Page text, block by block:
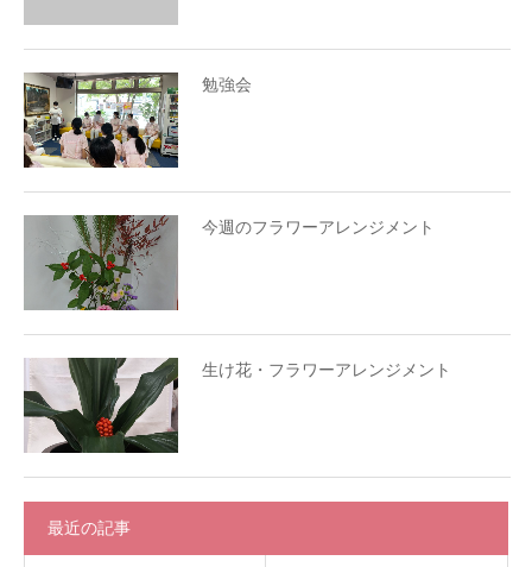
勉強会
今週のフラワーアレンジメント
生け花・フラワーアレンジメント
最近の記事